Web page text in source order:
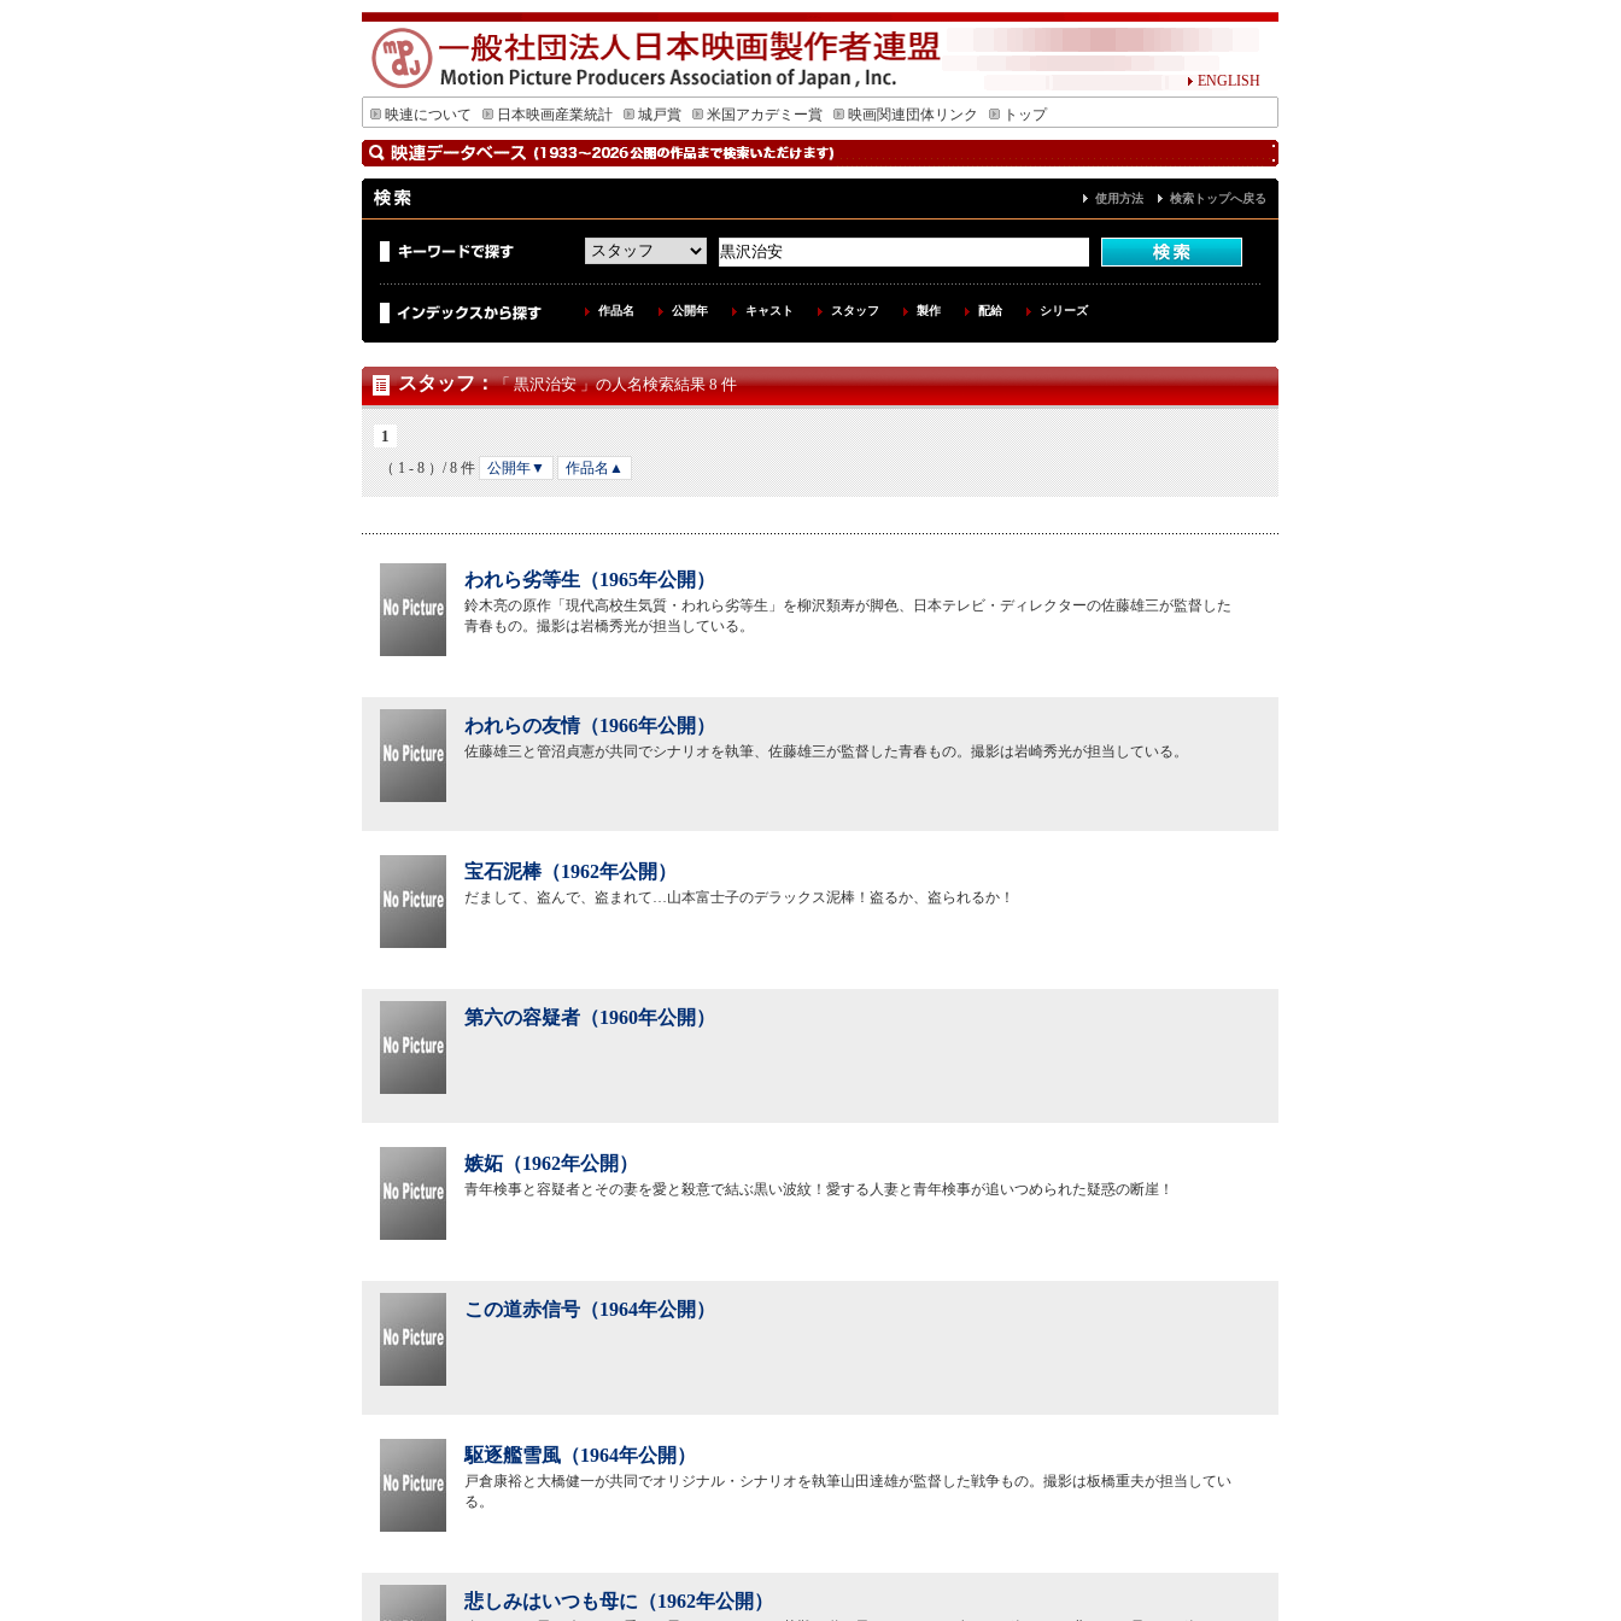
ENGLISH
映連について
日本映画産業統計 城戸賞 米国アカデミー賞 映画関連団体リンク トップ
使用方法 検索トップへ戻る
作品名 公開年 キャスト スタッフ 製作 配給 シリーズ
スタッフ：「 黒沢治安 」の人名検索結果 8 件
1
（ 1 - 8 ）/ 8 件 公開年▼ 作品名▲
われら劣等生（1965年公開）
鈴木亮の原作「現代高校生気質・われら劣等生」を柳沢類寿が脚色、日本テレビ・ディレクターの佐藤雄三が監督した
青春もの。撮影は岩橋秀光が担当している。
われらの友情（1966年公開）
佐藤雄三と管沼貞憲が共同でシナリオを執筆、佐藤雄三が監督した青春もの。撮影は岩崎秀光が担当している。
宝石泥棒（1962年公開）
だまして、盗んで、盗まれて…山本富士子のデラックス泥棒！盗るか、盗られるか！
第六の容疑者（1960年公開）
嫉妬（1962年公開）
青年検事と容疑者とその妻を愛と殺意で結ぶ黒い波紋！愛する人妻と青年検事が追いつめられた疑惑の断崖！
この道赤信号（1964年公開）
駆逐艦雪風（1964年公開）
戸倉康裕と大橋健一が共同でオリジナル・シナリオを執筆山田達雄が監督した戦争もの。撮影は板橋重夫が担当してい
る。
悲しみはいつも母に（1962年公開）